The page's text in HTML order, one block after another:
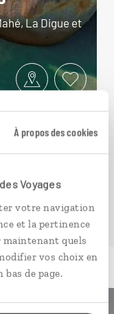
À propos des cookies
Voyages
votre navigation
et la pertinence
maintenant quels
vos choix en
de page.
La Digue et